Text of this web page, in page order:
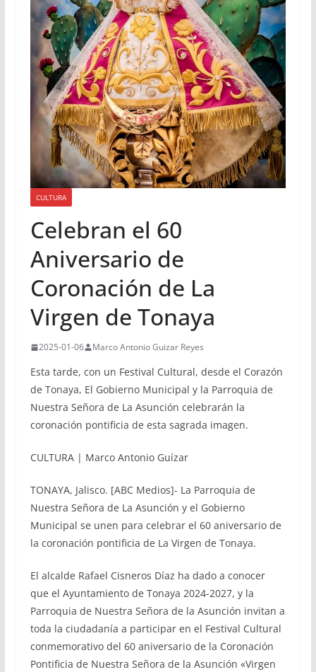
CULTURA
Celebran el 60
Aniversario de
Coronación de La
Virgen de Tonaya
2025-01-06 Marco Antonio Guizar Reyes
Esta tarde, con un Festival Cultural, desde el Corazón
de Tonaya, El Gobierno Municipal y la Parroquia de
Nuestra Señora de La Asunción celebrarán la
coronación pontificia de esta sagrada imagen.
CULTURA | Marco Antonio Guízar
TONAYA, Jalisco. [ABC Medios]- La Parroquia de
Nuestra Señora de La Asunción y el Gobierno
Municipal se unen para celebrar el 60 aniversario de
la coronación pontificia de La Virgen de Tonaya.
El alcalde Rafael Cisneros Díaz ha dado a conocer
que el Ayuntamiento de Tonaya 2024-2027, y la
Parroquia de Nuestra Señora de la Asunción invitan a
toda la ciudadanía a participar en el Festival Cultural
conmemorativo del 60 aniversario de la Coronación
Pontificia de Nuestra Señora de la Asunción «Virgen